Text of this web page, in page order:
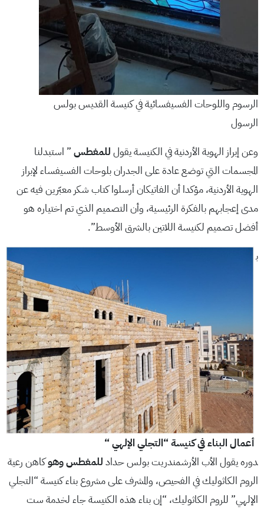
الرسوم واللوحات الفسيفسائية في كنيسة القديس بولس
الرسول
وعن إبراز الهوية الأردنية في الكنيسة يقول للمغطس ” استبدلنا
المجسمات التي توضع عادة على الجدران بلوحات الفسيفساء لإبراز
الهوية الأردنية، مؤكدا أن الفاتيكان أرسلوا كتاب شكر معبّرين فيه عن
مدى إعجابهم بالفكرة الرئيسية، وأن التصميم الذي تم اختياره هو
أفضل تصميم لكنيسة اللاتين بالشرق الأوسط”.
أعمال البناء في كنيسة “التجلي الإلهي “
ب
دوره يقول الأب الأرشمندريت بولس حداد للمغطس وهوكاهن رعية
الروم الكاثوليك في الفحيص، والمشرف على مشروع بناء كنيسة “التجلي
الإلهي” للروم الكاثوليك، “إن بناء هذه الكنيسة جاء لخدمة ست